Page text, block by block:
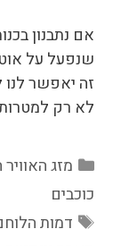
אם נתבנון
שנפעל על
זה יאפשר לנו
לא רק
קטגוריות
מזג
כוכבים
תגיות
דמות